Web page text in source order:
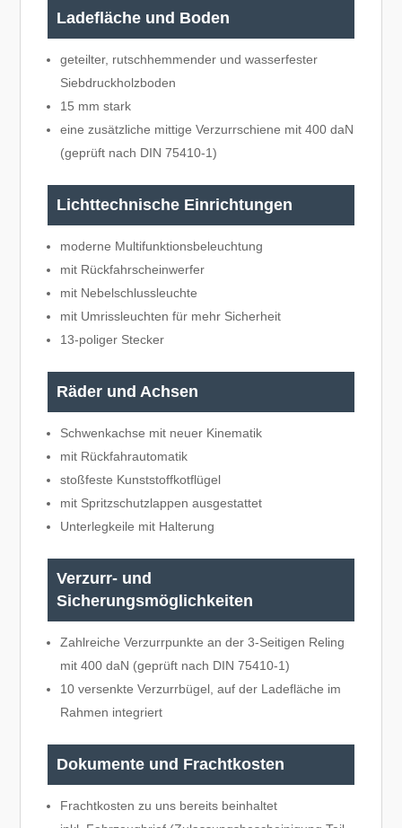
Ladefläche und Boden
geteilter, rutschhemmender und wasserfester
Siebdruckholzboden
15 mm stark
eine zusätzliche mittige Verzurrschiene mit 400 daN
(geprüft nach DIN 75410-1)
Lichttechnische Einrichtungen
moderne Multifunktionsbeleuchtung
mit Rückfahrscheinwerfer
mit Nebelschlussleuchte
mit Umrissleuchten für mehr Sicherheit
13-poliger Stecker
Räder und Achsen
Schwenkachse mit neuer Kinematik
mit Rückfahrautomatik
stoßfeste Kunststoffkotflügel
mit Spritzschutzlappen ausgestattet
Unterlegkeile mit Halterung
Verzurr- und
Sicherungsmöglichkeiten
Zahlreiche Verzurrpunkte an der 3-Seitigen Reling
mit 400 daN (geprüft nach DIN 75410-1)
10 versenkte Verzurrbügel, auf der Ladefläche im
Rahmen integriert
Dokumente und Frachtkosten
Frachtkosten zu uns bereits beinhaltet